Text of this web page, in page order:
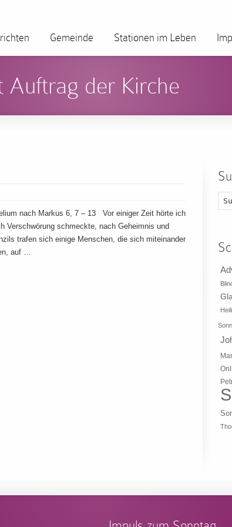
Gemeinde Stationen im Leben
der Kirche
nach Markus 6, 7 – 13 Vor einiger Zeit hörte ich
Verschwörung schmeckte, nach Geheimnis und
trafen sich einige Menschen, die sich miteinander
auf …